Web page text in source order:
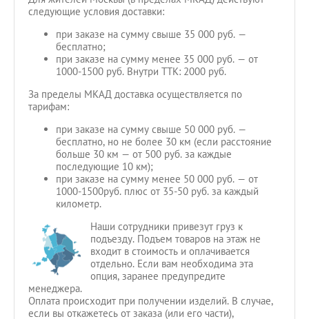
следующие условия доставки:
при заказе на сумму свыше 35 000 руб. —
бесплатно;
при заказе на сумму менее 35 000 руб. — от
1000-1500 руб. Внутри ТТК: 2000 руб.
За пределы МКАД доставка осуществляется по
тарифам:
при заказе на сумму свыше 50 000 руб. —
бесплатно, но не более 30 км (если расстояние
больше 30 км — от 500 руб. за каждые
последующие 10 км);
при заказе на сумму менее 50 000 руб. — от
1000-1500руб. плюс от 35-50 руб. за каждый
километр.
Наши сотрудники привезут груз к
подъезду. Подъем товаров на этаж не
входит в стоимость и оплачивается
отдельно. Если вам необходима эта
опция, заранее предупредите
менеджера.
Оплата происходит при получении изделий. В случае,
если вы откажетесь от заказа (или его части),